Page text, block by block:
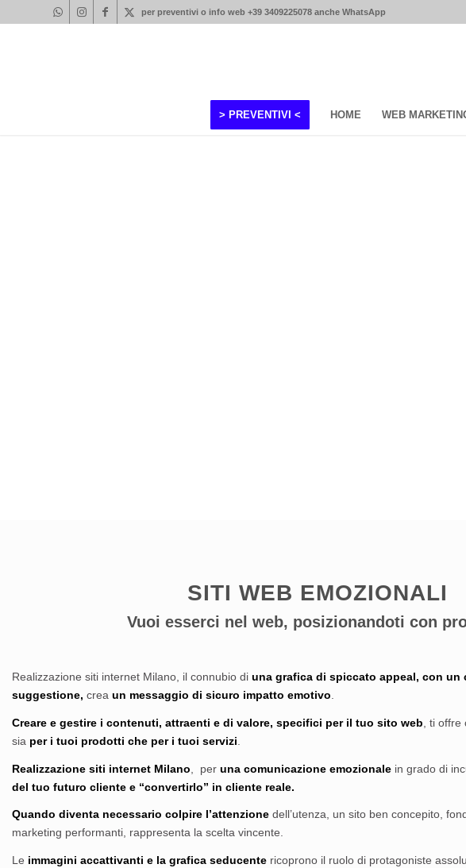
per preventivi o info web +39 3409225078 anche WhatsApp
> PREVENTIVI < HOME WEB
SITI WEB EMOZIONALI
Vuoi esserci nel web, posizionandoti con
Realizzazione siti internet Milano, il connubio di una grafica di spiccato appeal, con un
suggestione, crea un messaggio di sicuro impatto emotivo
Creare e gestire i contenuti, attraenti e di valore, specifici per il tuo sito web , ti
sia per i tuoi prodotti che per i tuoi servizi
Realizzazione siti internet Milano , per una comunicazione emozionale in grado di
del tuo futuro cliente e “convertirlo” in cliente reale.
Quando diventa necessario colpire l’attenzione dell’utenza, un sito ben concepito,
marketing performanti, rappresenta la scelta vincente.
Le immagini accattivanti e la grafica seducente ricoprono il ruolo di protagoniste